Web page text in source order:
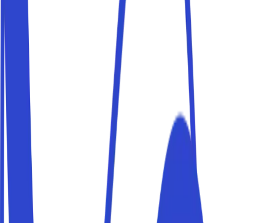
Utilisateurs vérifiés
Les utilisateurs sont vérifiés par carte d'identité
Accès en autonomie
Votre présence ne sera pas nécessaire
Nous collaborons
avec les meilleures
entreprises
Grâce à des accords exclusifs
avec les meilleurs
fabricants, la plateforme Parkito offre une
universelle
avec les dispositifs de gestion des accès les
plus sûrs du marché.